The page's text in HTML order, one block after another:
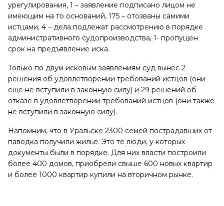
урегулирования, 1 – заявление подписано лицом не
имеющим на то оснований, 175 – отозваны самими
истцами, 4 – дела подлежат рассмотрению в порядке
административного судопроизводства, 1- пропущен
срок на предъявление иска.
Только по двум исковым заявлениям суд вынес 2
решения об удовлетворении требований истцов (они
еще не вступили в законную силу) и 29 решений об
отказе в удовлетворении требований истцов (они также
не вступили в законную силу).
Напомним, что в Уральске 2300 семей пострадавших от
паводка получили жилье. Это те люди, у которых
документы были в порядке. Для них власти построили
более 400 домов, приобрели свыше 600 новых квартир
и более 1000 квартир купили на вторичном рынке.